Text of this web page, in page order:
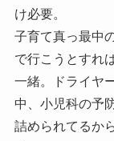
け必要。
子育て真っ最中
で行こうとすれ
一緒。ドライヤ
中、小児科の予
詰められてるか